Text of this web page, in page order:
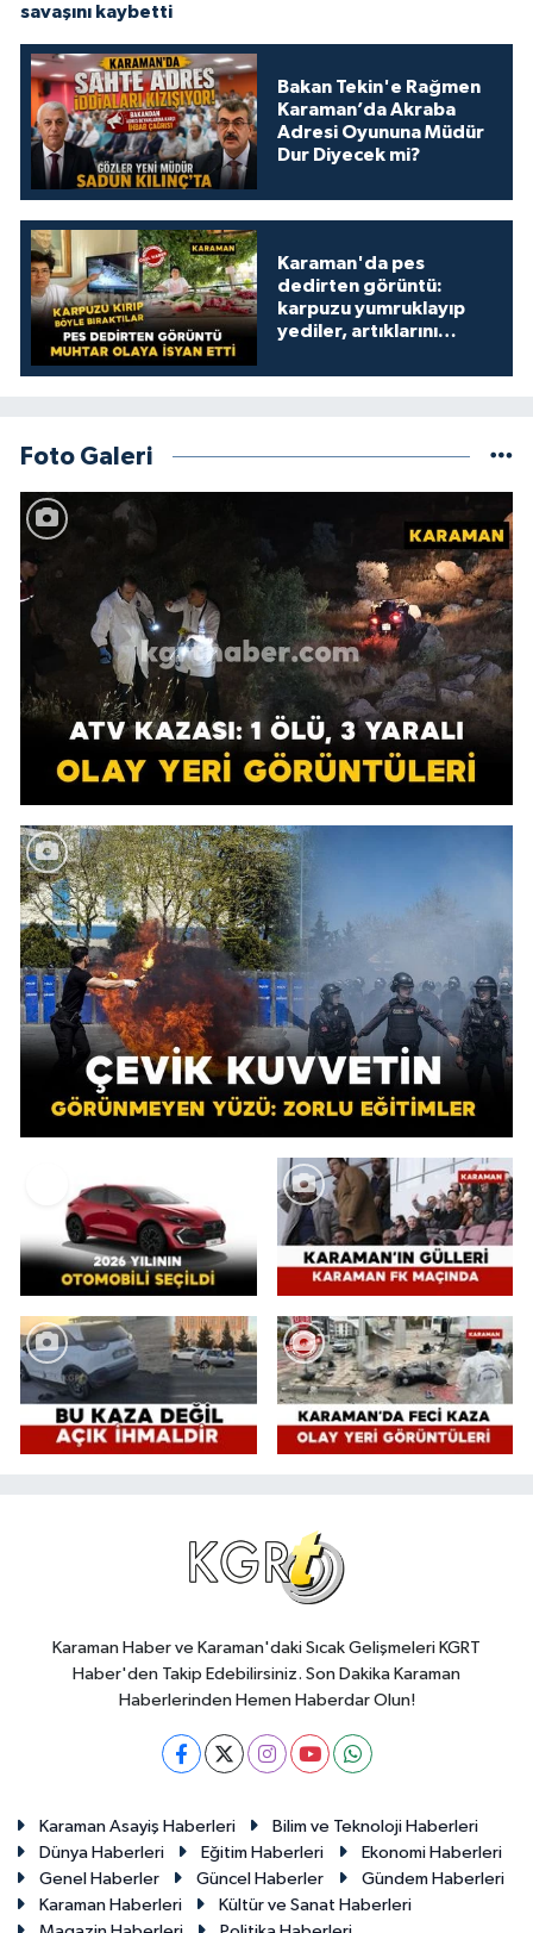
savaşını kaybetti
Bakan Tekin'e Rağmen
Karaman’da Akraba
Adresi Oyununa Müdür
Dur Diyecek mi?
Karaman'da pes
dedirten görüntü:
karpuzu yumruklayıp
yediler, artıklarını
Foto Galeri
Karaman Haber ve Karaman'daki Sıcak Gelişmeleri KGRT
Haber'den Takip Edebilirsiniz. Son Dakika Karaman
Haberlerinden Hemen Haberdar Olun!
Karaman Asayiş Haberleri
Bilim ve Teknoloji Haberleri
Dünya Haberleri
Eğitim Haberleri
Ekonomi Haberleri
Genel Haberler
Güncel Haberler
Gündem Haberleri
Karaman Haberleri
Kültür ve Sanat Haberleri